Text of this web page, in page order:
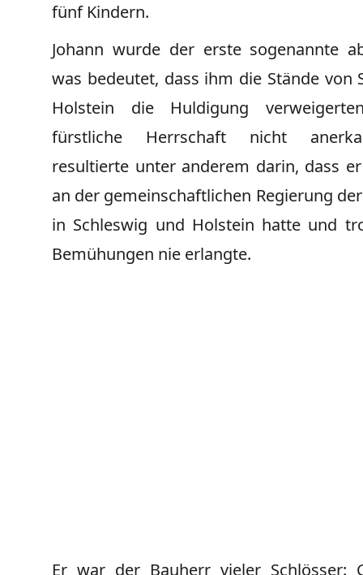
fünf Kindern.
Johann wurde der erste sogenannte
was bedeutet, dass ihm die Stände von
Holstein die Huldigung
fürstliche Herrschaft nicht
resultierte unter anderem darin, dass
an der gemeinschaftlichen Regierung
in Schleswig und Holstein hatte und
Bemühungen nie erlangte.
Er war der Bauherr vieler Schlösser: